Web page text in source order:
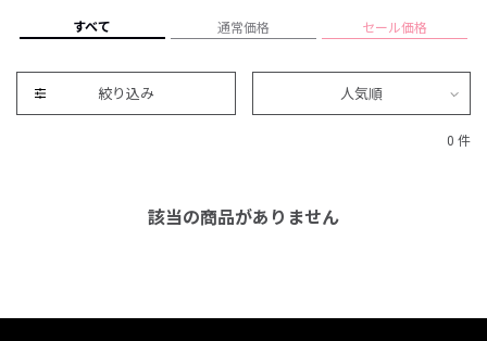
すべて 通常価格 セール価格
絞り込み 人気順
0 件
該当の商品がありません